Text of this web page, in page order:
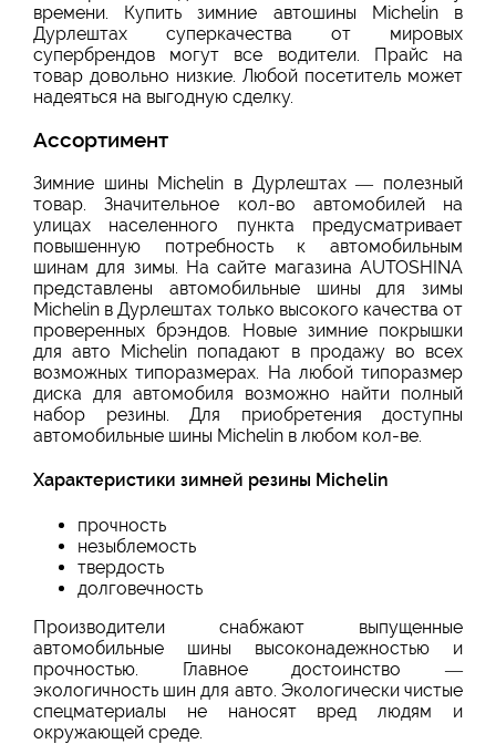
времени. Купить зимние автошины Michelin в
Дурлештах суперкачества от мировых
супербрендов могут все водители. Прайс на
товар довольно низкие. Любой посетитель может
надеяться на выгодную сделку.
Ассортимент
Зимние шины Michelin в Дурлештах — полезный
товар. Значительное кол-во автомобилей на
улицах населенного пункта предусматривает
повышенную потребность к автомобильным
шинам для зимы. На сайте магазина AUTOSHINA
представлены автомобильные шины для зимы
Michelin в Дурлештах только высокого качества от
проверенных брэндов. Новые зимние покрышки
для авто Michelin попадают в продажу во всех
возможных типоразмерах. На любой типоразмер
диска для автомобиля возможно найти полный
набор резины. Для приобретения доступны
автомобильные шины Michelin в любом кол-ве.
Характеристики зимней резины Michelin
прочность
незыблемость
твердость
долговечность
Производители снабжают выпущенные
автомобильные шины высоконадежностью и
прочностью. Главное достоинство —
экологичность шин для авто. Экологически чистые
спецматериалы не наносят вред людям и
окружающей среде.